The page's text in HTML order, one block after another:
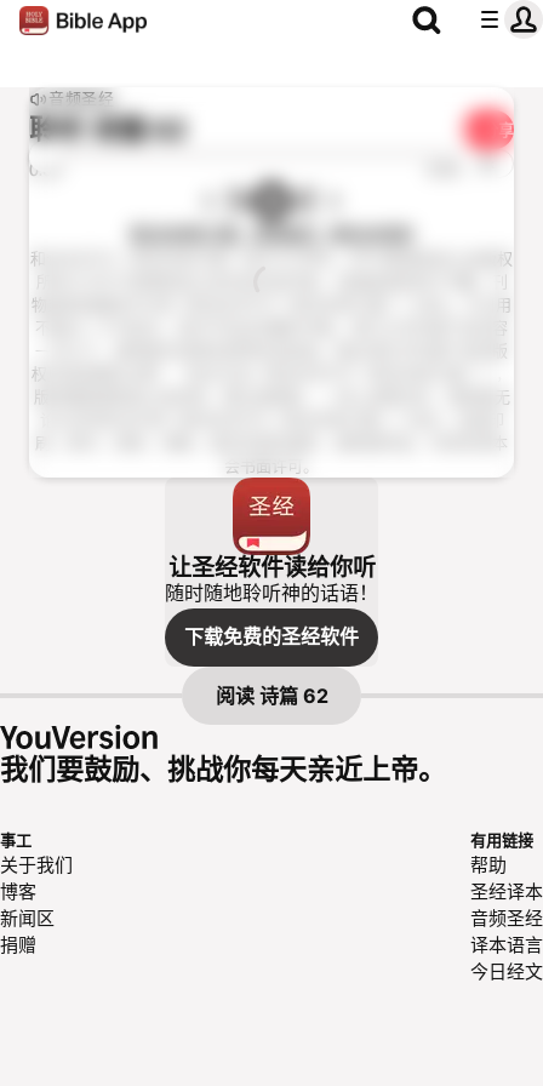
音频圣经
聆听 诗篇 62 分享
0:00 1x
和合本修订版（普通话）(RCUVSS)
和合本2010（和合本修订版）经文 © 2006，2010香港圣经公会版权
物或其他媒体中引用《和合本2010（和合本修订版）》经文。凡引用
不超过一千节经文，其中不包含完整的书卷，或只占书刊或产品内容
一半以下，使用者无须预先获得本会批准。惟必须在书刊或产品的版
权页或显眼处注明：「经文引自《和合本2010（和合本修订版）》，
版权属香港圣经公会所有，蒙允准使用。 」除上述情况外，使用者无
刷、影印、录音、视像，或任何资料储存、复制或传送，均须先得本
会书面许可。
让圣经软件读给你听
随时随地聆听神的话语！
下载免费的圣经软件
阅读 诗篇 62
我们要鼓励、挑战你每天亲近上帝。
事工
关于我们
博客
新闻区
捐赠
有用链接
帮助
圣经译本
音频圣经
译本语言
今日经文